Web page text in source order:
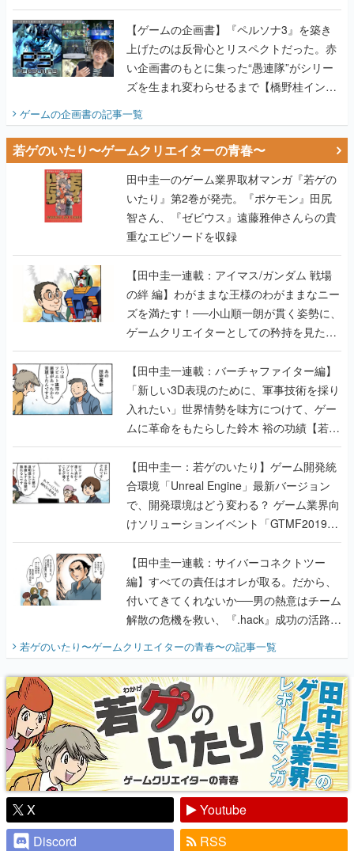
画書】
【ゲームの企画書】『ペルソナ3』を築き
上げたのは反骨心とリスペクトだった。赤
い企画書のもとに集った“愚連隊”がシリー
ズを生まれ変わらせるまで【橋野桂インタ
ゲームの企画書の記事一覧
若ゲのいたり〜ゲームクリエイターの青春〜
田中圭一のゲーム業界取材マンガ『若ゲの
いたり』第2巻が発売。『ポケモン』田尻
智さん、『ゼビウス』遠藤雅伸さんらの貴
重なエピソードを収録
【田中圭一連載：アイマス/ガンダム 戦場
の絆 編】わがままな王様のわがままなニー
ズを満たす！──小山順一朗が貫く姿勢に、
ゲームクリエイターとしての矜持を見た
【若ゲのいたり最終回】
【田中圭一連載：バーチャファイター編】
「新しい3D表現のために、軍事技術を採り
入れたい」世界情勢を味方につけて、ゲー
ムに革命をもたらした鈴木 裕の功績【若ゲ
のいたり】
【田中圭一：若ゲのいたり】ゲーム開発統
合環境「Unreal Engine」最新バージョン
で、開発環境はどう変わる？ ゲーム業界向
けソリューションイベント「GTMF2019」
に行って、より理解を深めよう【PR】
【田中圭一連載：サイバーコネクトツー
編】すべての責任はオレが取る。だから、
付いてきてくれないか──男の熱意はチーム
解散の危機を救い、『.hack』成功の活路を
『少年ジャンプ』色だった【若ゲのいた
り】
若ゲのいたり〜ゲームクリエイターの青春〜の記事一覧
X
Youtube
Discord
RSS